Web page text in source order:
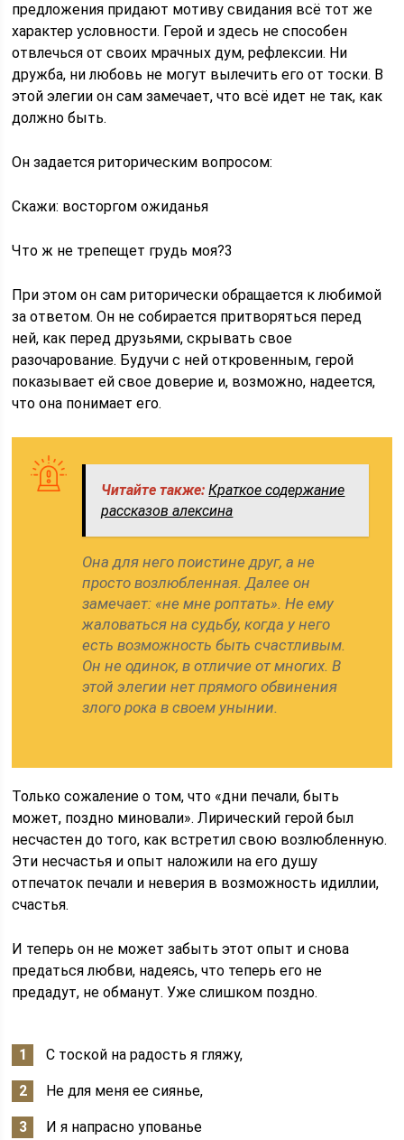
предложения придают мотиву свидания всё тот же
характер условности. Герой и здесь не способен
отвлечься от своих мрачных дум, рефлексии. Ни
дружба, ни любовь не могут вылечить его от тоски. В
этой элегии он сам замечает, что всё идет не так, как
должно быть.
Он задается риторическим вопросом:
Скажи: восторгом ожиданья
Что ж не трепещет грудь моя?3
При этом он сам риторически обращается к любимой
за ответом. Он не собирается притворяться перед
ней, как перед друзьями, скрывать свое
разочарование. Будучи с ней откровенным, герой
показывает ей свое доверие и, возможно, надеется,
что она понимает его.
Читайте также: Краткое содержание
рассказов алексина
Она для него поистине друг, а не
просто возлюбленная. Далее он
замечает: «не мне роптать». Не ему
жаловаться на судьбу, когда у него
есть возможность быть счастливым.
Он не одинок, в отличие от многих. В
этой элегии нет прямого обвинения
злого рока в своем унынии.
Только сожаление о том, что «дни печали, быть
может, поздно миновали». Лирический герой был
несчастен до того, как встретил свою возлюбленную.
Эти несчастья и опыт наложили на его душу
отпечаток печали и неверия в возможность идиллии,
счастья.
И теперь он не может забыть этот опыт и снова
предаться любви, надеясь, что теперь его не
предадут, не обманут. Уже слишком поздно.
С тоской на радость я гляжу,
Не для меня ее сиянье,
И я напрасно упованье